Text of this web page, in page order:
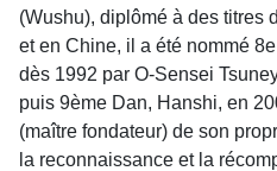
(Wushu), diplômé à des titres
et en Chine, il a été nommé
dès 1992 par O-Sensei
puis 9ème Dan, Hanshi, en
(maître fondateur) de son
la reconnaissance et la